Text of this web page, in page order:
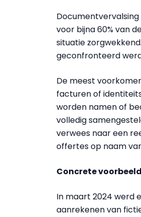
voor bijna 60% van
situatie
geconfronteerd
De meest
facturen of
worden namen of
volledig
verwees naar een
offertes op naam
Concrete
In maart 2024 werd
aanrekenen van